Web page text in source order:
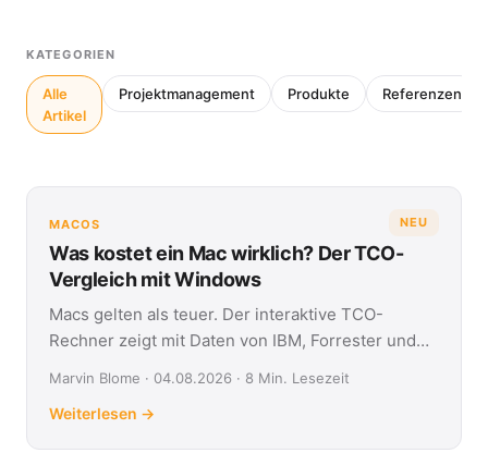
KATEGORIEN
Alle
Artikel
Projektmanagement Produkte Referenzen
NEU
MACOS
Was kostet ein Mac wirklich? Der TCO-
Vergleich mit Windows
Macs gelten als teuer. Der interaktive TCO-
Rechner zeigt mit Daten von IBM, Forrester und
Marvin Blome · 04.08.2026 · 8 Min. Lesezeit
Weiterlesen →